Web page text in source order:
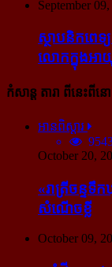
September
ស្ថាបនិក​ពេទ្យ​
លោក​ក្នុង​អា
កំសាន្ដ តារា ពីនេះពីនោ
អានពិស្ដារ
October 20,
«រាត្រីចន្ទទឹ
សំណើចខ្លី
October 09,